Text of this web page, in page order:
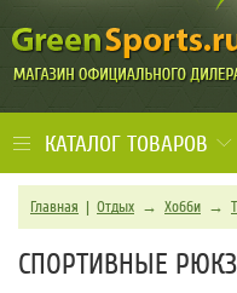
КАТАЛОГ ТОВАРОВ
Главная | Отдых → Хобби →
СПОРТИВНЫЕ